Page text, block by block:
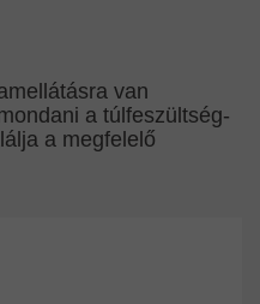
van
a túlfeszültség-
a megfelelő